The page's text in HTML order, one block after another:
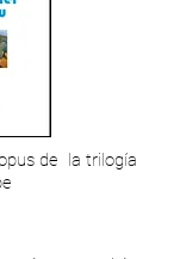
de la trilogía